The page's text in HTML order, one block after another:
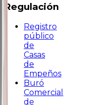
Regulación
Registro
público
de
Casas
de
Empeños
Buró
Comercial
de